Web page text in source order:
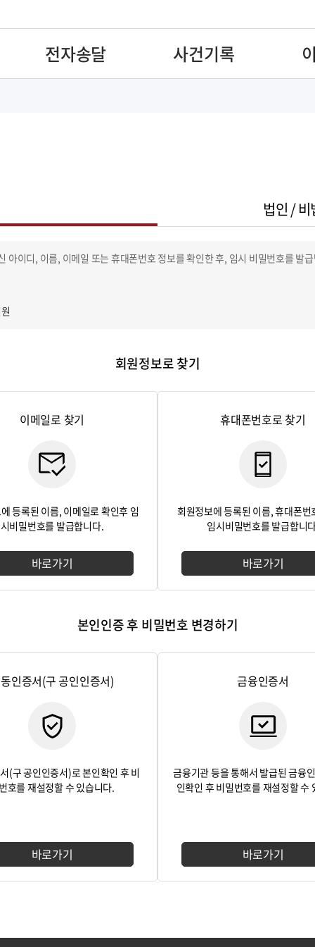
전자송달 사건기록
법인 /
이디, 이름, 이메일 또는 휴대폰번호 정보를 확인한 후, 임시 비밀번호를 발
회원정보로 찾기
이메일로 찾기
등록된 이름, 이메일로 확인후 임
시비밀번호를 발급합니다.
바로가기
휴대폰번호로 찾기
회원정보에 등록된 이름, 휴대폰번
임시비밀번호를 발급합니
바로가기
본인인증 후 비밀번호 변경하기
인증서(구 공인인증서)
(구 공인인증서)로 본인확인 후 비
호를 재설정할 수 있습니다.
바로가기
금융인증서
금융기관 등을 통해서 발급된 금융
인확인 후 비밀번호를 재설정할 수
바로가기